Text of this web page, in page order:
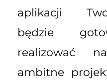
aplikacji
będzie
realizować
ambitne